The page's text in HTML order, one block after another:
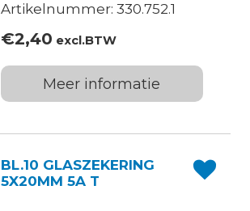
Artikelnummer: 330.752.1
€2,40 excl.BTW
Meer informatie
BL.10 GLASZEKERING
5X20MM 5A T